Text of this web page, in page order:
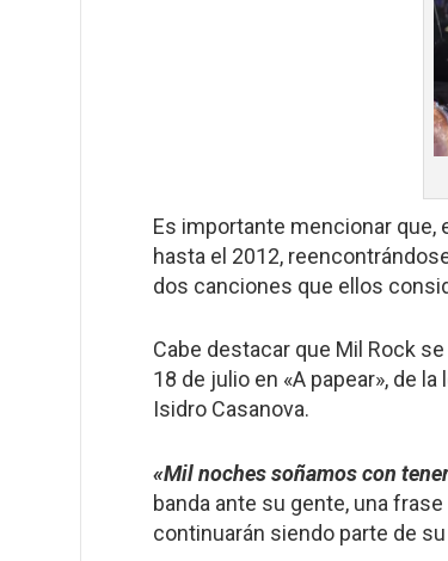
Es importante mencionar que,
hasta el 2012,
dos canciones que ellos
Cabe destacar que Mil Rock
18 de julio en «A papear», de
Isidro Casanova.
«Mil noches soñamos con
banda ante su gente, una
continuarán siendo parte de